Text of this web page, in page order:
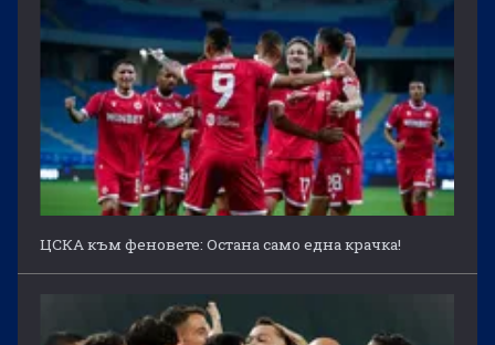
ЦСКА към феновете: Остана само една крачка!